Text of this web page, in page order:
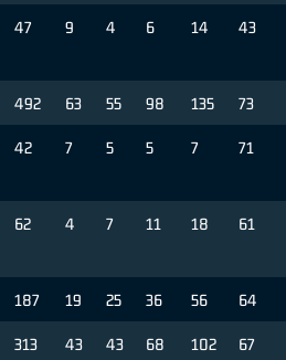
47 9 4 6 14 43
492 63 55 98 135 73
42 7 5 5 7 71
62 4 7 11 18 61
187 19 25 36 56 64
313 43 43 68 102 67